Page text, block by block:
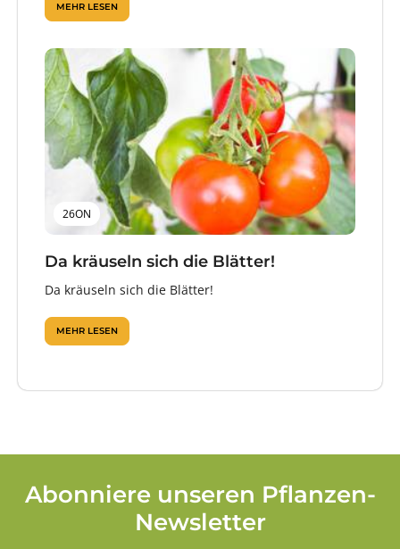
MEHR LESEN
26ON
Da kräuseln sich die Blätter!
Da kräuseln sich die Blätter!
MEHR LESEN
Abonniere unseren Pflanzen-
Newsletter